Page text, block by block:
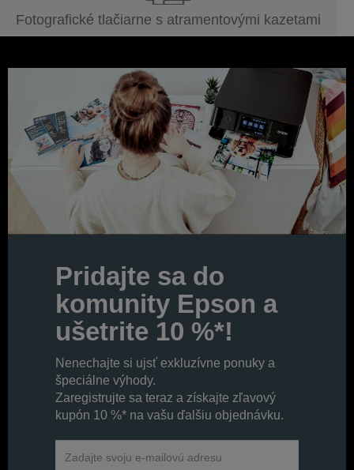
Fotografické tlačiarne s atramentovými kazetami
Pridajte sa do
komunity Epson a
ušetrite 10 %*!
Nenechajte si ujsť exkluzívne ponuky a
špeciálne výhody.
Zaregistrujte sa teraz a získajte zľavový
kupón 10 %* na vašu ďalšiu objednávku.